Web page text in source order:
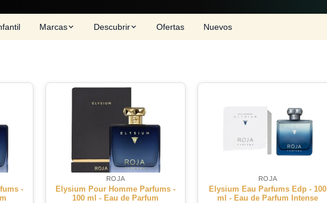
Marcas Descubrir Ofertas Nuevos
-
ROJA
Elysium Pour Homme Parfums -
100 ml - Eau de Parfum
ROJA
Elysium Eau Parfums Edp - 100
ml - Eau de Parfum Intense